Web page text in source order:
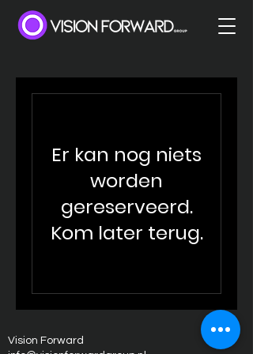
Er kan nog niets
worden
gereserveerd.
Kom later terug.
Vision Forward